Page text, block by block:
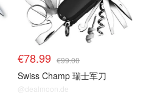
€78.99 €99.00
Swiss Champ 瑞士军刀
@dealmoon.de